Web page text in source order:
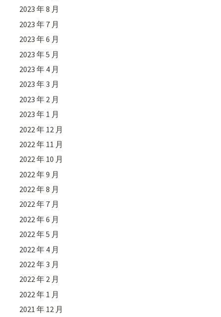
2023 年 8 月
2023 年 7 月
2023 年 6 月
2023 年 5 月
2023 年 4 月
2023 年 3 月
2023 年 2 月
2023 年 1 月
2022 年 12 月
2022 年 11 月
2022 年 10 月
2022 年 9 月
2022 年 8 月
2022 年 7 月
2022 年 6 月
2022 年 5 月
2022 年 4 月
2022 年 3 月
2022 年 2 月
2022 年 1 月
2021 年 12 月